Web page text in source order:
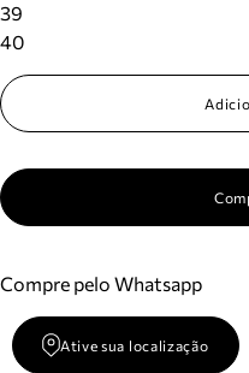
39
40
Compre pelo Whatsapp
Ative sua localização